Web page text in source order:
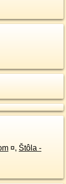
¤, Štôla -